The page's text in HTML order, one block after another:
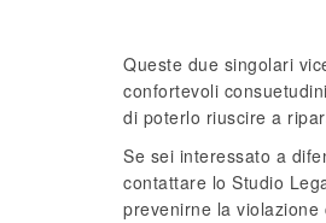
Queste due singolari
confortevoli
di poterlo riuscire a
Se sei interessato a
contattare lo Studio
prevenirne la